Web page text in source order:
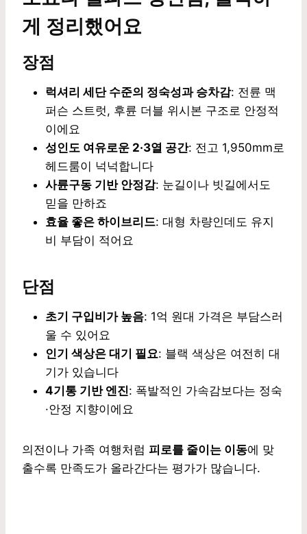
게 정리했어요
장점
럭셔리 세단 수준의 정숙성과 승차감: 전륜 맥
퍼슨 스트럿, 후륜 더블 위시본 구조로 안정적
이에요
성인도 여유로운 2·3열 공간: 전고 1,950mm로
헤드룸이 넉넉합니다
사륜구동 기반 안정감: 눈길이나 빗길에서도
믿을 만하죠
효율 좋은 하이브리드: 대형 차량인데도 유지
비 부담이 적어요
단점
초기 구입비가 높음: 1억 원대 가격은 부담스러
울 수 있어요
인기 색상은 대기 필요: 블랙 색상은 여전히 대
기가 있습니다
4기통 기반 엔진: 폭발적인 가속감보다는 정숙
·안정 지향이에요
의전이나 가족 여행처럼 피로를 줄이는 이동에 맞
출수록 만족도가 올라간다는 평가가 많습니다.